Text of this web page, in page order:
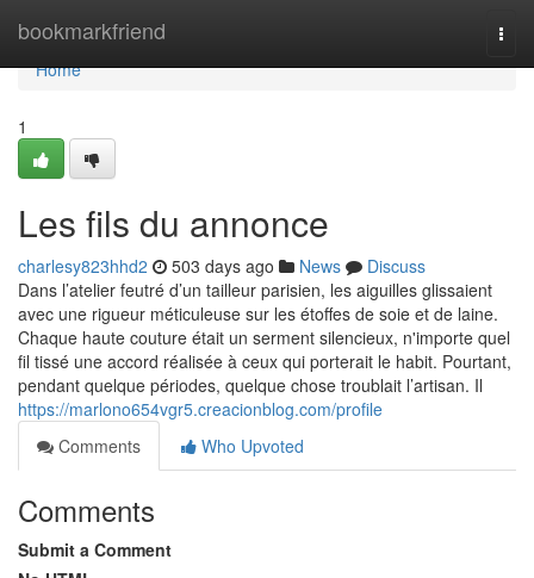
bookmarkfriend
Home
Home
1
Les fils du annonce
charlesy823hhd2 503 days ago News
Discuss
Dans l’atelier feutré d’un tailleur parisien, les aiguilles glissaient
avec une rigueur méticuleuse sur les étoffes de soie et de laine.
Chaque haute couture était un serment silencieux, n'importe quel
fil tissé une accord réalisée à ceux qui porterait le habit. Pourtant,
pendant quelque périodes, quelque chose troublait l’artisan. Il
https://marlono654vgr5.creacionblog.com/profile
Comments
Who Upvoted
Comments
Submit a Comment